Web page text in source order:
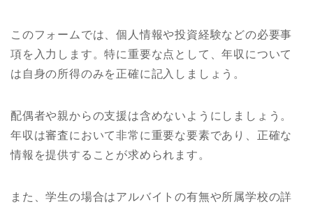
このフォームでは、個人情報や投資経験などの必要事
項を入力します。特に重要な点として、年収について
は自身の所得のみを正確に記入しましょう。
配偶者や親からの支援は含めないようにしましょう。
年収は審査において非常に重要な要素であり、正確な
情報を提供することが求められます。
また、学生の場合はアルバイトの有無や所属学校の詳